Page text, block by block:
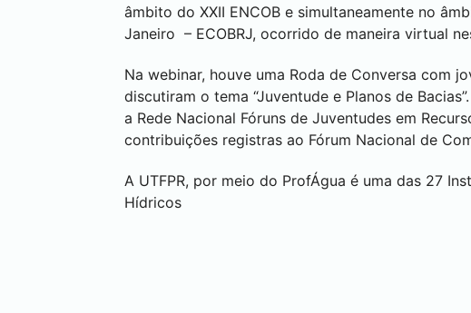
âmbito do XXII ENCOB e simultaneamente no
Janeiro – ECOBRJ, ocorrido de maneira virtual
Na webinar, houve uma Roda de Conversa com
discutiram o tema “Juventude e Planos de
a Rede Nacional Fóruns de Juventudes em
contribuições registras ao Fórum Nacional de
A UTFPR, por meio do ProfÁgua é uma das 27
Hídricos